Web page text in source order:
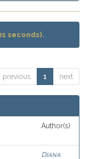
seconds).
previous 1 next
Author(s)
Diana